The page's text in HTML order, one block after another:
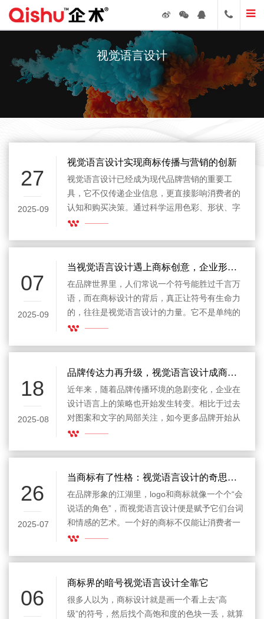
视觉语言设计
27
2025-09
视觉语言设计实现商标传播与营销的创新
视觉语言设计已经成为现代品牌营销的重要工
具，它不仅传递企业信息，更直接影响消费者的
认知和购买决策。通过科学运用色彩、形状、字
体和符号，视觉语言设计能够让商标在众多品牌
竞争中形成独特优势。
07
2025-09
当视觉语言设计遇上商标创意，企业形象焕发新活力
在品牌世界里，人们常说一个符号能胜过千言万
语，而在商标设计的背后，真正让符号有生命力
的，往往是视觉语言设计的力量。它不是单纯的
色彩搭配或图形构成，而是一种能与观者心灵对
情感，透过简单的形态传递出去。
18
2025-08
品牌传达力再升级，视觉语言设计成商标设计新焦点
近年来，随着品牌传播环境的急剧变化，企业在
设计语言上的策略也开始发生转变。相比于过去
对图案和文字的局部关注，如今更多品牌开始从
整体出发，重视系统化表达。在这一背景下，视
汇，引发了设计师、品牌方以及市场传播团队的
广泛关注。
26
2025-07
当商标有了性格：视觉语言设计的奇思妙想
在品牌形象的江湖里，logo和商标就像一个个“会
说话的角色”，而视觉语言设计便是赋予它们台词
和情感的艺术。一个好的商标不仅能让消费者一
眼认出，还能“用眼神传递情绪”，告诉大家品牌
计只是画几个图形，但真正的高手懂得用视觉语
言让品牌“有话可说”。
06
商标界的暗号视觉语言设计全靠它
很多人以为，商标设计就是画一个看上去“高
级”的符号，然后找个高饱和度的色块一丢，就算